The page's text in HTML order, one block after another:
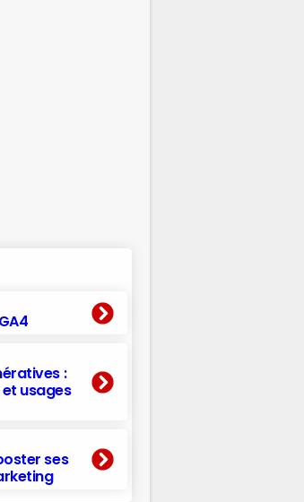
:
usages
ses